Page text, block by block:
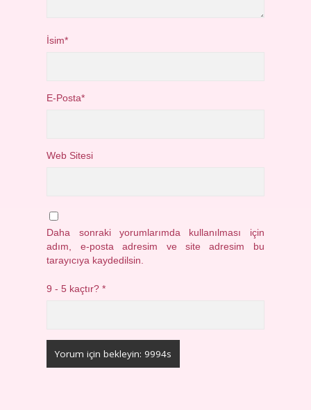
İsim*
E-Posta*
Web Sitesi
Daha sonraki yorumlarımda kullanılması için
adım, e-posta adresim ve site adresim bu
tarayıcıya kaydedilsin.
9 - 5 kaçtır?*